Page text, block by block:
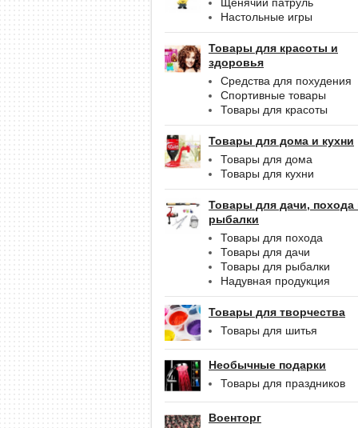
Настольные игры
Товары для красоты и
здоровья
Средства для похудения
Спортивные товары
Товары для красоты
Товары для дома и кухни
Товары для дома
Товары для кухни
Товары для дачи, похода
рыбалки
Товары для похода
Товары для дачи
Товары для рыбалки
Надувная продукция
Товары для творчества
Товары для шитья
Необычные подарки
Товары для праздников
Военторг